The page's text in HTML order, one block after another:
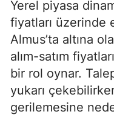
Yerel piyasa
fiyatları üzerinde
Almus’ta altına
alım-satım
bir rol oynar.
yukarı
gerilemesine